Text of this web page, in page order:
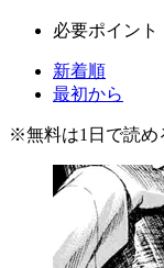
必要ポイント
新着順
最初から
※無料は1日で読め